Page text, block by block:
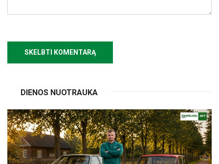
DIENOS NUOTRAUKA